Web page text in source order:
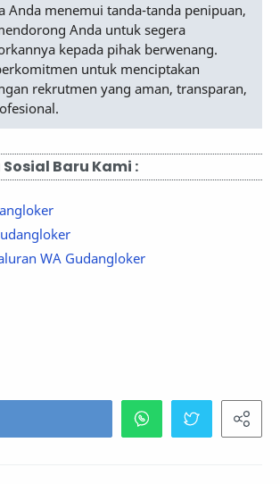
Anda menemui tanda-tanda penipuan,
Anda untuk segera
kepada pihak berwenang.
untuk menciptakan
rekrutmen yang aman, transparan,
Baru Kami :
WA Gudangloker